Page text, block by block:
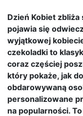
Dzień Kobiet
pojawia się
wyjątkowej
czekoladki to
coraz częściej
który pokaże, jak
obdarowywaną
personalizowane
na popularności.